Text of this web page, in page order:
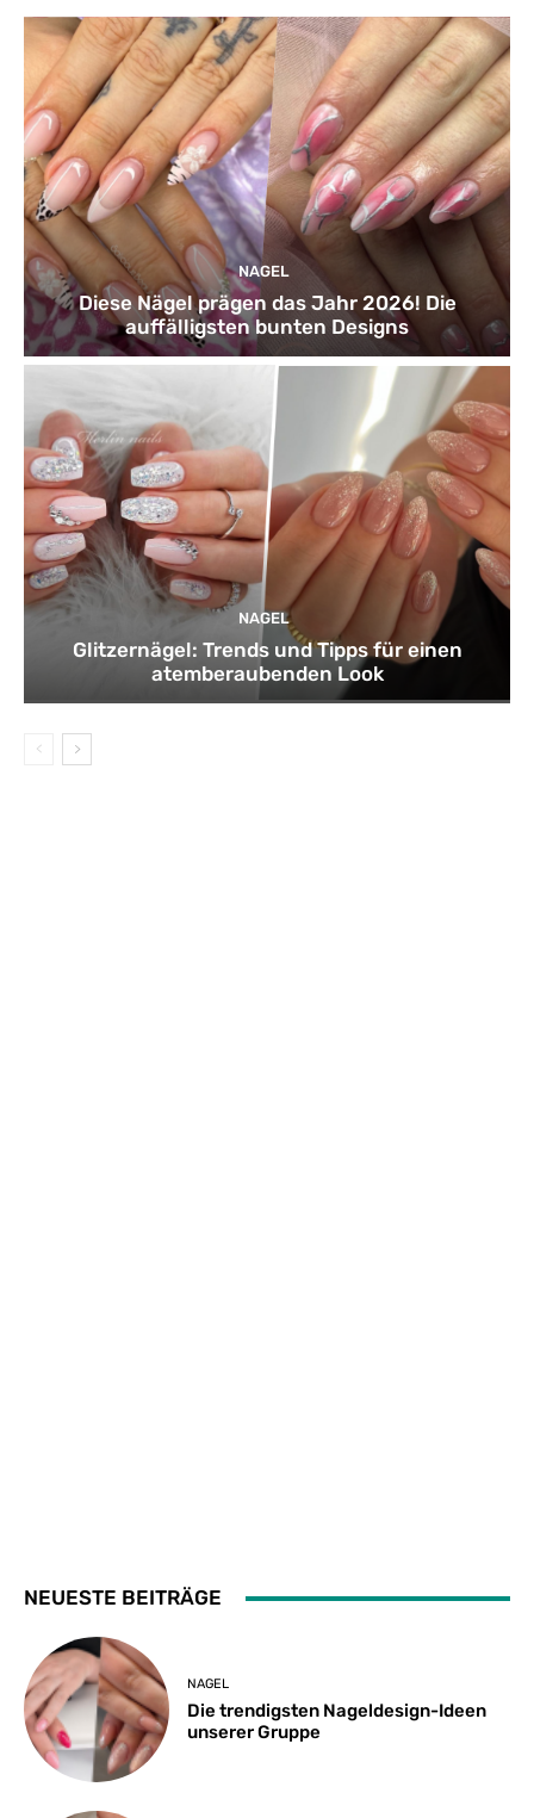
NAGEL
Diese Nägel prägen das Jahr 2026! Die
auffälligsten bunten Designs
NAGEL
Glitzernägel: Trends und Tipps für einen
atemberaubenden Look
NEUESTE BEITRÄGE
NAGEL
Die trendigsten Nageldesign-Ideen
unserer Gruppe